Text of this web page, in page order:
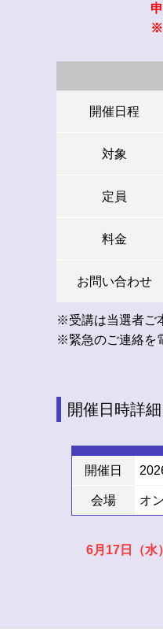
※
開催日程
対象
定員
料金
お問い合わせ
※受講は当選者ご
※緊急のご連絡を
開催日時詳細
開催日
会場 オ
6月17日（水